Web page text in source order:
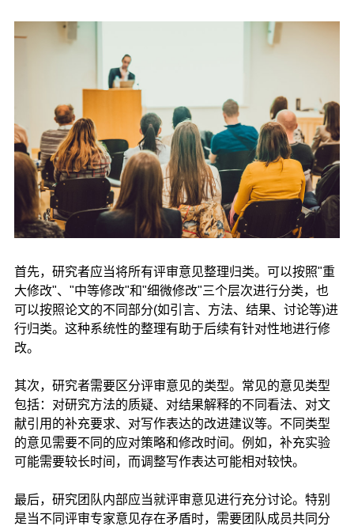
首先，研究者应当将所有评审意见整理归类。可以按照"重
大修改"、"中等修改"和"细微修改"三个层次进行分类，也
可以按照论文的不同部分(如引言、方法、结果、讨论等)进
行归类。这种系统性的整理有助于后续有针对性地进行修
改。
其次，研究者需要区分评审意见的类型。常见的意见类型
包括：对研究方法的质疑、对结果解释的不同看法、对文
献引用的补充要求、对写作表达的改进建议等。不同类型
的意见需要不同的应对策略和修改时间。例如，补充实验
可能需要较长时间，而调整写作表达可能相对较快。
最后，研究团队内部应当就评审意见进行充分讨论。特别
是当不同评审专家意见存在矛盾时，需要团队成员共同分